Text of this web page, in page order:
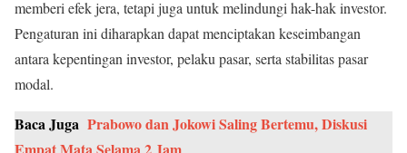
memberi efek jera, tetapi juga untuk melindungi hak-hak investor.
Pengaturan ini diharapkan dapat menciptakan keseimbangan
antara kepentingan investor, pelaku pasar, serta stabilitas pasar
modal.
Baca Juga Prabowo dan Jokowi Saling Bertemu, Diskusi